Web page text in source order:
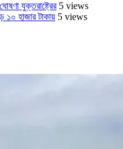
যুক্তরাষ্ট্রের 5 views
১০ হাজার টাকায় 5 views